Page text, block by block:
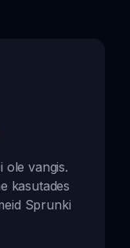
ole vangis.
kasutades
Sprunki